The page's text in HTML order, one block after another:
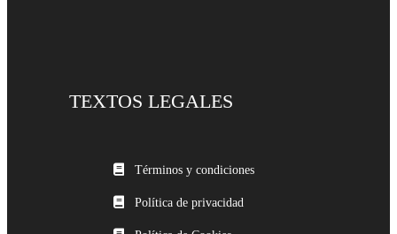
TEXTOS LEGALES
Términos y condiciones
Política de privacidad